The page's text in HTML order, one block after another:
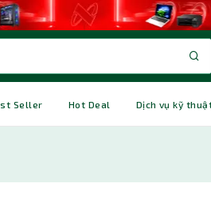
Seller Hot Deal Dịch vụ kỹ